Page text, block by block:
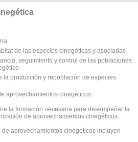
de las especies cinegéticas y asociadas
seguimiento y control de las poblaciones
la producción y repoblación de especies
aprovechamientos cinegéticos
la formación necesaria para desempeñar la
de aprovechamientos cinegéticos.
aprovechamientos cinegéticos incluyen